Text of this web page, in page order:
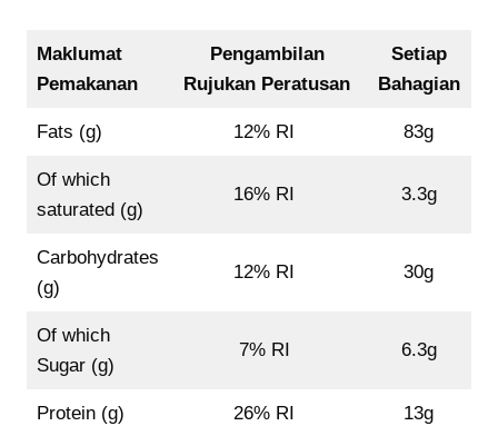
Maklumat
Pemakanan
Pengambilan
Rujukan Peratusan
Setiap
Bahagian
Fats (g) 12% RI 83g
Of which
saturated (g)
16% RI 3.3g
Carbohydrates
(g)
12% RI 30g
Of which
Sugar (g)
7% RI 6.3g
Protein (g) 26% RI 13g